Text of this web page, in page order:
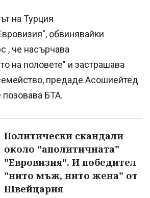
на Турция
обвинявайки
, че насърчава
на половете" и застрашава
предаде Асошиейтед
позовава БТА.
Политически скандали
около "аполитичната"
"Евровизия". И победител
"нито мъж, нито жена" от
Швейцария